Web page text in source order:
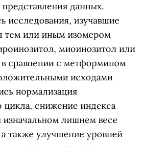
данных.
исследования, изучавшие
тем или иным изомером
миоинозитол или
сравнении с метформином
исходами
нормализация
цикла, снижение индекса
изначальном лишнем весе
также улучшение уровней